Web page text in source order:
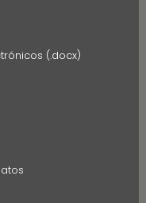
(.docx)